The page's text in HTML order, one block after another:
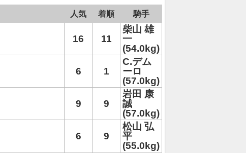
人気 着順 騎手
16 11
柴山 雄
一
(54.0kg)
6 1
C.デム
ーロ
(57.0kg)
9 9
岩田 康
誠
(57.0kg)
6 9
松山 弘
平
(55.0kg)